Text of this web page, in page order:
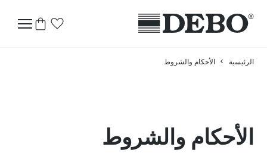
الرئيسية > الأحكام والشروط
الأحكام والشروط